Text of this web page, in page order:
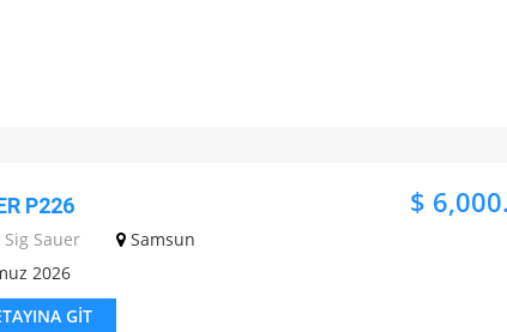
P226
Sig Sauer
Samsun
2026
GIT
$